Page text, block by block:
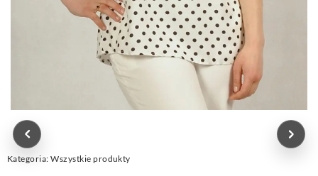
Kategoria: Wszystkie produkty